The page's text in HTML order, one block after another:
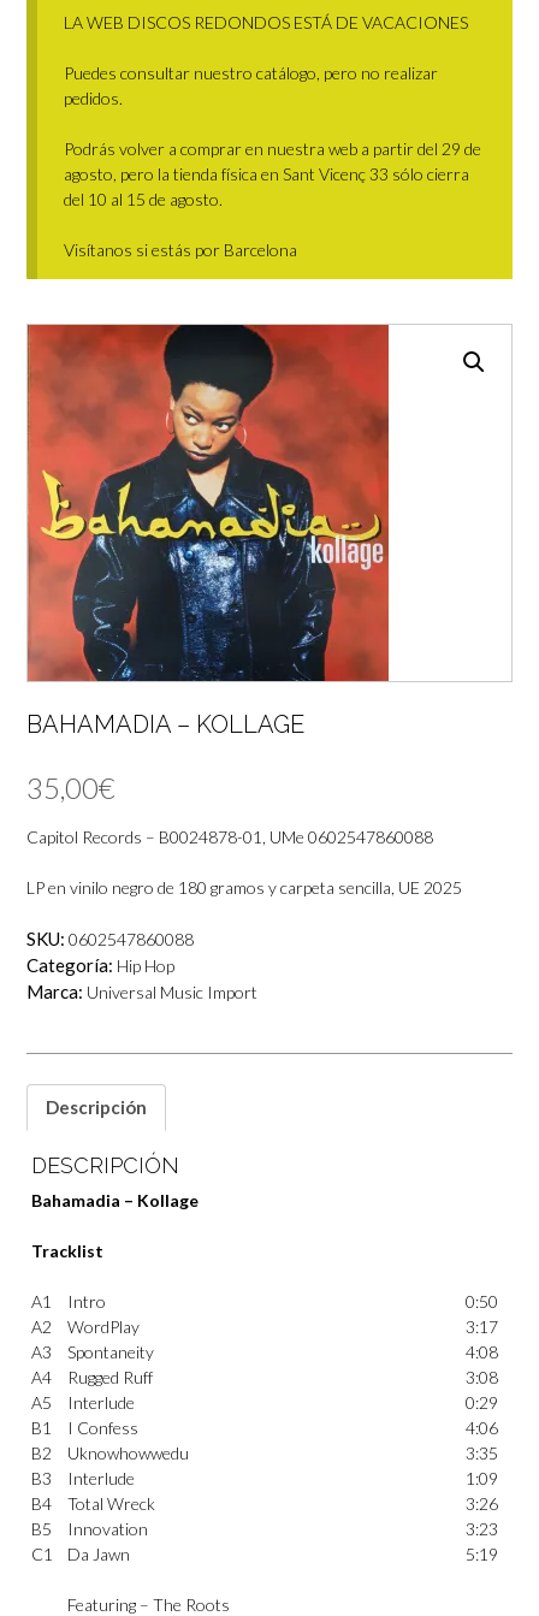
LA WEB DISCOS REDONDOS ESTÁ DE VACACIONES
Puedes consultar nuestro catálogo, pero no realizar
pedidos.
Podrás volver a comprar en nuestra web a partir del 29 de
agosto, pero la tienda física en Sant Vicenç 33 sólo cierra
del 10 al 15 de agosto.
Visítanos si estás por Barcelona
BAHAMADIA – KOLLAGE
35,00€
Capitol Records – B0024878-01, UMe 0602547860088
LP en vinilo negro de 180 gramos y carpeta sencilla, UE 2025
SKU: 0602547860088
Categoría: Hip Hop
Marca: Universal Music Import
Descripción
DESCRIPCIÓN
Bahamadia – Kollage
Tracklist
A1 Intro
0:50
A2
WordPlay
3:17
A3
Spontaneity
4:08
A4
Rugged Ruff
3:08
A5
Interlude
0:29
B1
I Confess
4:06
B2
Uknowhowwedu
3:35
B3
Interlude
1:09
B4
Total Wreck
3:26
B5
Innovation
3:23
C1
Da Jawn
Featuring –The Roots
5:19